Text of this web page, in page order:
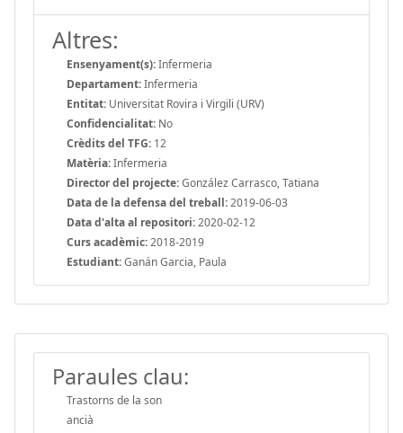
Altres:
Ensenyament(s):Infermeria
Departament:Infermeria
Entitat: Universitat Rovira i Virgili (URV)
Confidencialitat: No
Crèdits del TFG: 12
Matèria:Infermeria
Director del projecte:González Carrasco, Tatiana
Data de la defensa del treball:2019-06-03
Data d'alta al repositori:2020-02-12
Curs acadèmic:2018-2019
Estudiant:Ganán Garcia, Paula
Paraules clau:
Trastorns de la son
ancià